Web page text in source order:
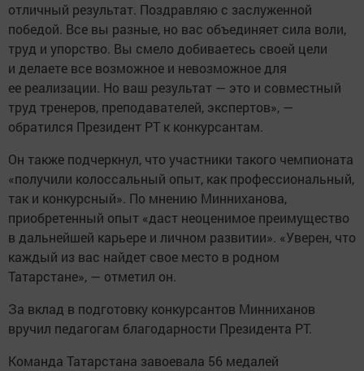
отличный результат. Поздравляю с заслуженной
победой. Все вы разные, но вас объединяет сила воли,
труд и упорство. Вы смело добиваетесь своей цели
и делаете все возможное и невозможное для
ее реализации. Но ваш результат — это и совместный
труд тренеров, преподавателей, экспертов», —
обратился Президент РТ к конкурсантам.
Он также подчеркнул, что участники такого чемпионата
«получили колоссальный опыт, как профессиональный,
так и конкурсный». По мнению Минниханова,
приобретенный опыт «даст неоценимое преимущество
в дальнейшей карьере и личном развитии». «Уверен, что
каждый из вас найдет свое место в родном
Татарстане», — отметил он.
За вклад в подготовку конкурсантов Минниханов
вручил педагогам благодарности Президента РТ.
Команда Татарстана завоевала 56 медалей